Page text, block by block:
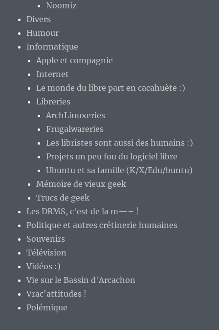
Noomiz
Divers
Humour
Informatique
Apple et compagnie
Internet
Le monde du libre part en cacahuète :)
Libreries
ArchLinuxeries
Frugalwareries
Les libristes sont aussi des humains :)
Projets un peu fou du logiciel libre
Ubuntu et sa famille (K/X/Edu/buntu)
Mémoire de vieux geek
Trucs de geek
Les DRMS, c'est de la m—– !
Politique et autres crétinerie humaines
Souvenirs
Télévision
Vidéos :)
Vie sur le Bassin d'Arcachon
Vrac'attitudes !
Polémique